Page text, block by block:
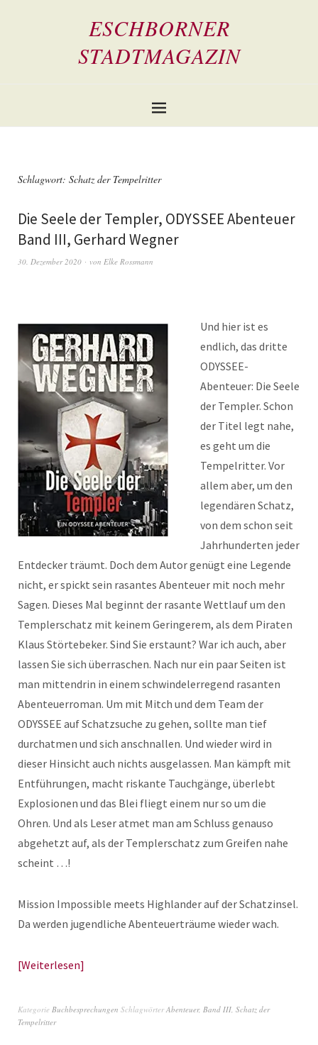
ESCHBORNER
STADTMAGAZIN
Schlagwort: Schatz der Tempelritter
Die Seele der Templer, ODYSSEE Abenteuer
Band III, Gerhard Wegner
30. Dezember 2020 von Elke Rossmann
Und hier ist es
endlich, das dritte
ODYSSEE-
Abenteuer: Die Seele
der Templer. Schon
der Titel legt nahe,
es geht um die
Tempelritter. Vor
allem aber, um den
legendären Schatz,
von dem schon seit
Jahrhunderten jeder
Entdecker träumt. Doch dem Autor genügt eine Legende
nicht, er spickt sein rasantes Abenteuer mit noch mehr
Sagen. Dieses Mal beginnt der rasante Wettlauf um den
Templerschatz mit keinem Geringerem, als dem Piraten
Klaus Störtebeker. Sind Sie erstaunt? War ich auch, aber
lassen Sie sich überraschen. Nach nur ein paar Seiten ist
man mittendrin in einem schwindelerregend rasanten
Abenteuerroman. Um mit Mitch und dem Team der
ODYSSEE auf Schatzsuche zu gehen, sollte man tief
durchatmen und sich anschnallen. Und wieder wird in
dieser Hinsicht auch nichts ausgelassen. Man kämpft mit
Entführungen, macht riskante Tauchgänge, überlebt
Explosionen und das Blei fliegt einem nur so um die
Ohren. Und als Leser atmet man am Schluss genauso
abgehetzt auf, als der Templerschatz zum Greifen nahe
scheint …!
Mission Impossible meets Highlander auf der Schatzinsel.
Da werden jugendliche Abenteuerträume wieder wach.
Weiterlesen
Kategorie Buchbesprechungen SchlagwörterAbenteuer, Band III, Schatz der
Tempelritter